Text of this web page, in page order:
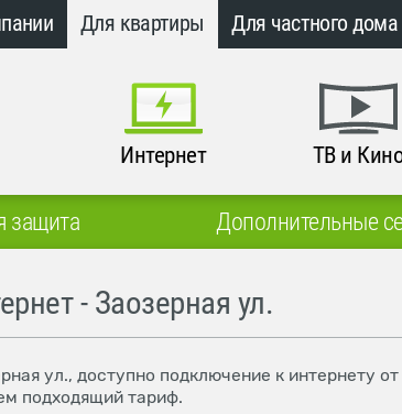
Для квартиры Для частного дома
Интернет ТВ и
защита Дополнительные
- Заозерная ул.
ул., доступно подключение к интернету
подходящий тариф.